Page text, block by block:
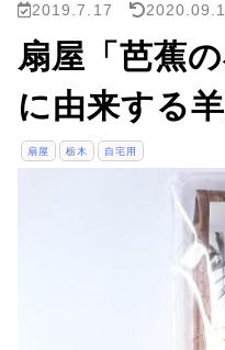
2019.7.17
扇屋「芭蕉
に由来する
扇屋 栃木 自宅用